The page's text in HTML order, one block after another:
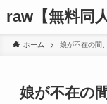
raw【無料同
ホーム 娘が不在の間
娘が不在の